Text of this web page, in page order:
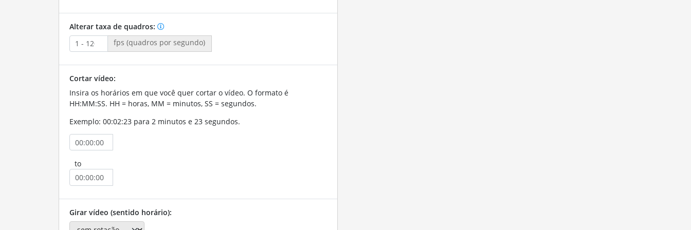
Alterar taxa de quadros:
fps (quadros por segundo)
Cortar vídeo:
Insira os horários em que você quer cortar o vídeo. O formato é
HH:MM:SS. HH = horas, MM = minutos, SS = segundos.
Exemplo: 00:02:23 para 2 minutos e 23 segundos.
to
Girar vídeo (sentido horário):